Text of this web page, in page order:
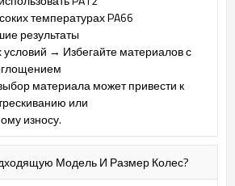
температурах PA66
результаты
→ Избегайте материалов с
материала может привести к
или
износу.
Модель И Размер Колес?